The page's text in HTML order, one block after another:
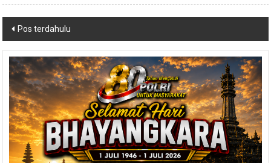
Navigasi
pos
Pos terdahulu